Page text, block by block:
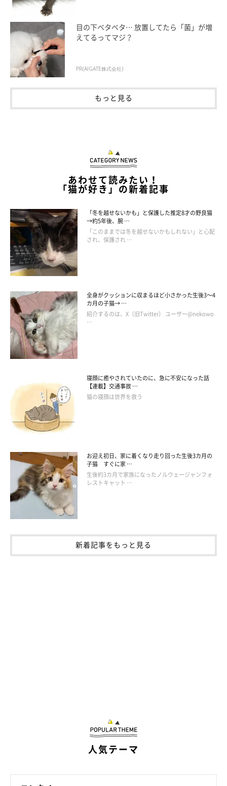
目の下ベタベタ… 放置してたら「菌」が増
えてるってマジ？
PR(AIGATE株式会社)
もっと見る
あわせて読みたい！
「猫が好き」の新着記事
「冬を越せないかも」と保護した推定8才の野良猫
→約5年後、腕 …
「このままでは冬を越せないかもしれない」と心配
され、保護され …
全身がクッションに収まるほど小さかった生後3～4
カ月の子猫→ …
紹介するのは、X（旧Twitter） ユーザー@nekowo
…
寝顔に癒やされていたのに、急に不安になった話
【連載】交通事故 …
猫の寝顔は世界を救う
お迎え初日、家に着くなり走り回った生後3カ月の
子猫 すぐに家 …
生後約3カ月で家族になったノルウェージャンフォ
レストキャット …
新着記事をもっと見る
人気テーマ